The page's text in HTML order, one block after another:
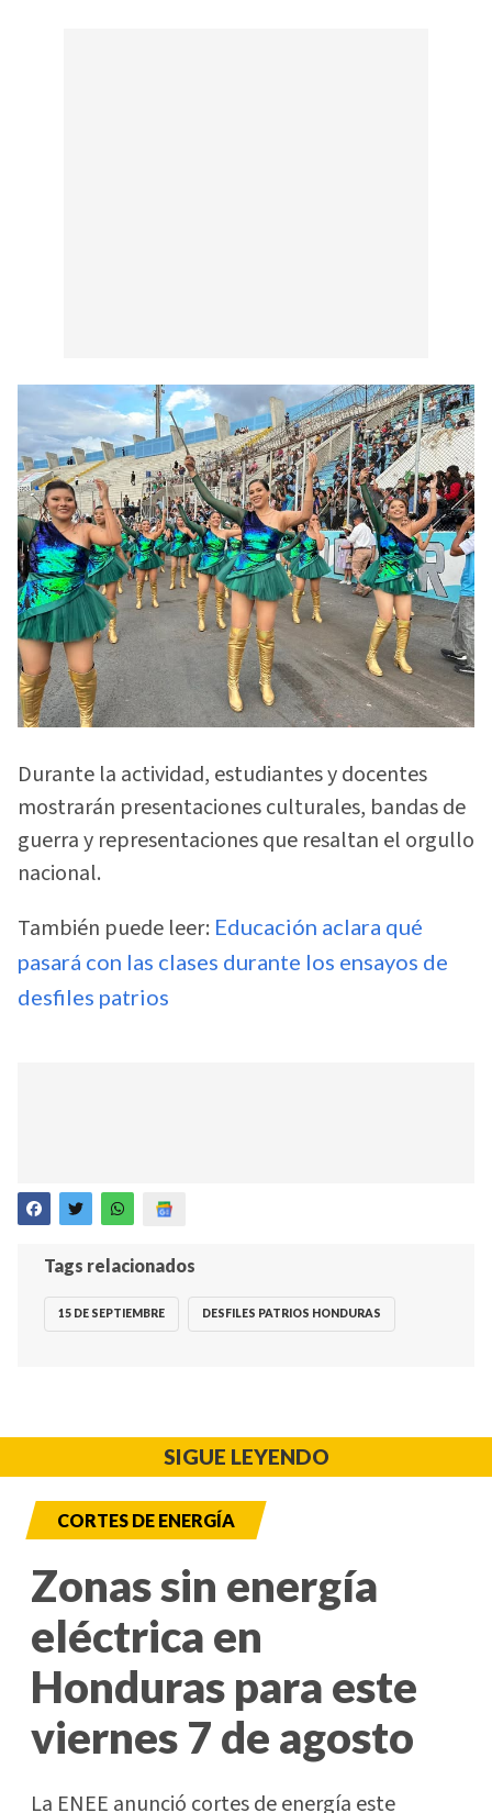
Durante la actividad, estudiantes y docentes
mostrarán presentaciones culturales, bandas de
guerra y representaciones que resaltan el orgullo
nacional.
También puede leer: Educación aclara qué
pasará con las clases durante los ensayos de
desfiles patrios
Tags relacionados
15 DE SEPTIEMBRE DESFILES PATRIOS HONDURAS
SIGUE LEYENDO
CORTES DE ENERGÍA
Zonas sin energía
eléctrica en
Honduras para este
viernes 7 de agosto
La ENEE anunció cortes de energía este